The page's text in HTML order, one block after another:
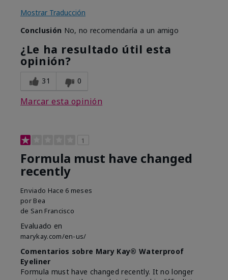
Mostrar Traducción
Conclusión No, no recomendaría a un amigo
¿Le ha resultado útil esta
opinión?
31 0
Marcar esta opinión
1
Formula must have changed
recently
Enviado Hace 6 meses
por Bea
de San Francisco
Evaluado en
marykay.com/en-us/
Comentarios sobre Mary Kay® Waterproof
Eyeliner
Formula must have changed recently. It no longer